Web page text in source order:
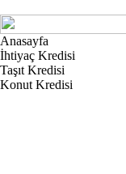
Anasayfa
İhtiyaç Kredisi
Taşıt Kredisi
Konut Kredisi